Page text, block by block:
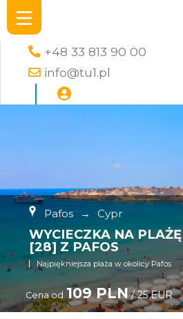
+48 33 813 90 00
info@tu1.pl
Pafos → Cypr
WYCIECZKA NA
[28] Z PAFOS
Najpiękniejsza plaża w okolicy Pafos
Cena od 109 PLN/ 25 EUR